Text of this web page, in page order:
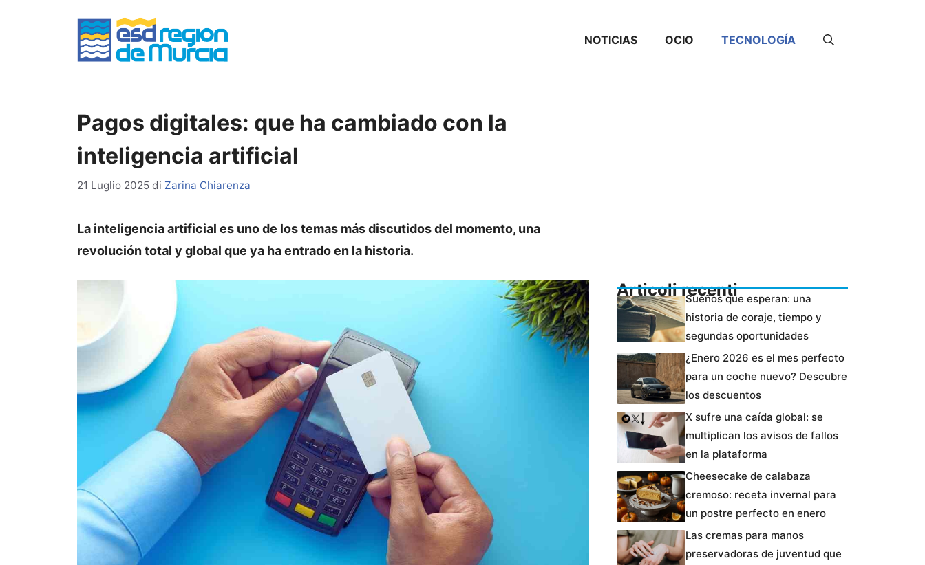
NOTICIAS OCIO TECNOLOGÍA
Pagos digitales: que ha cambiado con la
inteligencia artificial
21 Luglio 2025 di Zarina Chiarenza
La inteligencia artificial es uno de los temas más discutidos del momento, una
revolución total y global que ya ha entrado en la historia.
Articoli recentiSueños que esperan: una
historia de coraje, tiempo y
segundas oportunidades
¿Enero 2026 es el mes perfecto
para un coche nuevo? Descubre
los descuentos
X sufre una caída global: se
multiplican los avisos de fallos
en la plataforma
Cheesecake de calabaza
cremoso: receta invernal para
un postre perfecto en enero
Las cremas para manos
preservadoras de juventud que